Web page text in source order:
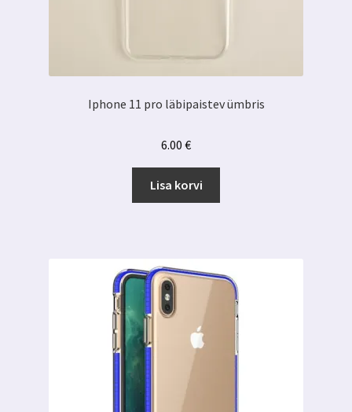
Iphone 11 pro läbipaistev ümbris
6.00 €
Lisa korvi